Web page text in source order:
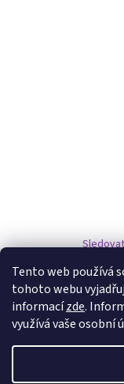
Tento web používá
tohoto webu
informacízde.
využívá vaše osobní